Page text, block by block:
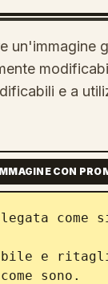
e a
CON
e
sono.